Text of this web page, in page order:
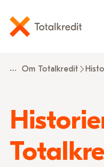
... Om Totalkredit